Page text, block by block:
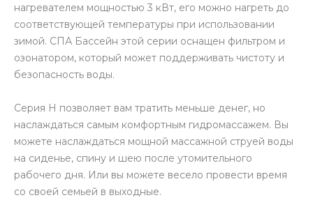
нагревателем мощностью 3 кВт, его можно нагреть до
соответствующей температуры при использовании
зимой. СПА Бассейн этой серии оснащен фильтром и
озонатором, который может поддерживать чистоту и
безопасность воды.
Серия H позволяет вам тратить меньше денег, но
наслаждаться самым комфортным гидромассажем. Вы
можете наслаждаться мощной массажной струей воды
на сиденье, спину и шею после утомительного
рабочего дня. Или вы можете весело провести время
со своей семьей в выходные.